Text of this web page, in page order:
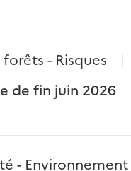
- Risques
de fin juin 2026
- Environnement